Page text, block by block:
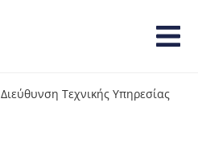
Διεύθυνση Τεχνικής Υπηρεσίας